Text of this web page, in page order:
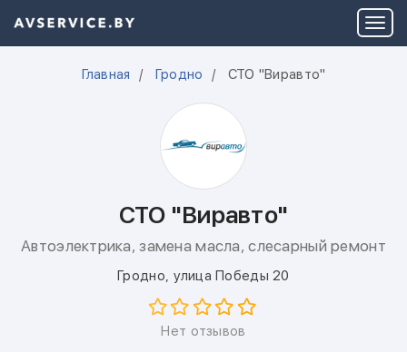
Главная Гродно СТО "Виравто"
СТО "Виравто"
Автоэлектрика, замена масла, слесарный ремонт
Гродно, улица Победы 20
Нет отзывов